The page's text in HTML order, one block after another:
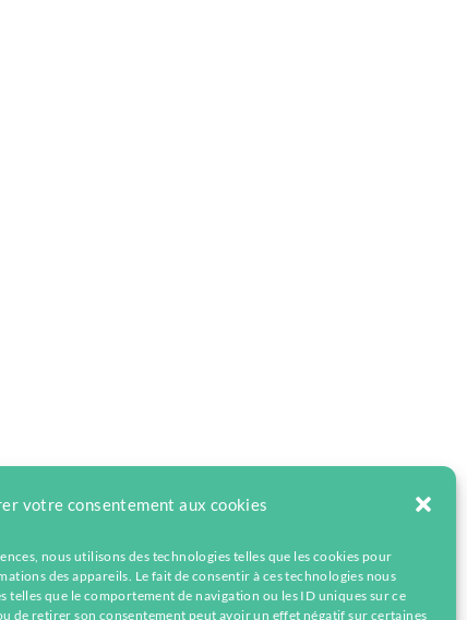
votre consentement aux cookies
nous utilisons des technologies telles que les cookies pour
des appareils. Le fait de consentir à ces technologies nous
telles que le comportement de navigation ou les ID uniques sur ce
de retirer son consentement peut avoir un effet négatif sur certaines